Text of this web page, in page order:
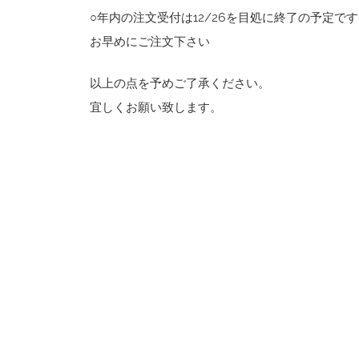
○年内の注文受付は12/26を目処に終了の予定です
お早めにご注文下さい
以上の点を予めご了承ください。
宜しくお願い致します。